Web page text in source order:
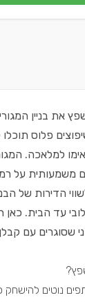
את בניין
פלוס
למלאכה.
משמעותית על
הדירות של
עד הבית.
שסוגרים עם
נוטים